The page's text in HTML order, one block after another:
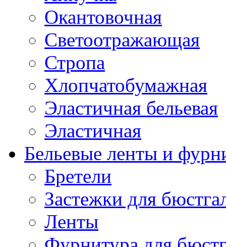
Окантовочная
Светоотражающая
Стропа
Хлопчатобумажная
Эластичная бельевая
Эластичная
Бельевые ленты и
Бретели
Застежки для
Ленты